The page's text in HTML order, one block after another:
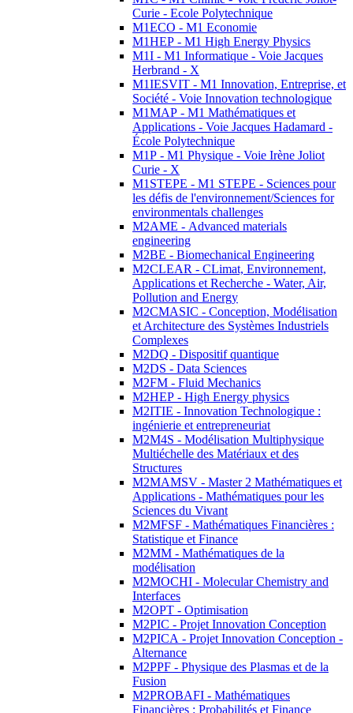
Curie - Ecole Polytechnique
M1ECO - M1 Economie
M1HEP - M1 High Energy Physics
M1I - M1 Informatique - Voie Jacques
Herbrand - X
M1IESVIT - M1 Innovation, Entreprise, et
Société - Voie Innovation technologique
M1MAP - M1 Mathématiques et
Applications - Voie Jacques Hadamard -
École Polytechnique
M1P - M1 Physique - Voie Irène Joliot
Curie - X
M1STEPE - M1 STEPE - Sciences pour
les défis de l'environnement/Sciences for
environmentals challenges
M2AME - Advanced materials
engineering
M2BE - Biomechanical Engineering
M2CLEAR - CLimat, Environnement,
Applications et Recherche - Water, Air,
Pollution and Energy
M2CMASIC - Conception, Modélisation
et Architecture des Systèmes Industriels
Complexes
M2DQ - Dispositif quantique
M2DS - Data Sciences
M2FM - Fluid Mechanics
M2HEP - High Energy physics
M2ITIE - Innovation Technologique :
ingénierie et entrepreneuriat
M2M4S - Modélisation Multiphysique
Multiéchelle des Matériaux et des
Structures
M2MAMSV - Master 2 Mathématiques et
Applications - Mathématiques pour les
Sciences du Vivant
M2MFSF - Mathématiques Financières :
Statistique et Finance
M2MM - Mathématiques de la
modélisation
M2MOCHI - Molecular Chemistry and
Interfaces
M2OPT - Optimisation
M2PIC - Projet Innovation Conception
M2PICA - Projet Innovation Conception -
Alternance
M2PPF - Physique des Plasmas et de la
Fusion
M2PROBAFI - Mathématiques
Financières : Probabilités et Finance